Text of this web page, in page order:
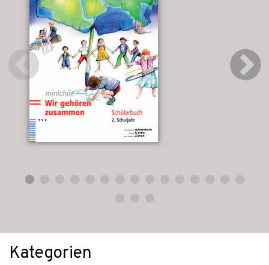
Kategorien